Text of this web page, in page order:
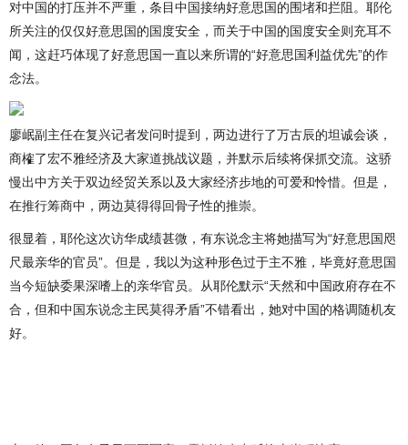
对中国的打压并不严重，条目中国接纳好意思国的围堵和拦阻。耶伦
所关注的仅仅好意思国的国度安全，而关于中国的国度安全则充耳不
闻，这赶巧体现了好意思国一直以来所谓的“好意思国利益优先”的作
念法。
廖岷副主任在复兴记者发问时提到，两边进行了万古辰的坦诚会谈，
商榷了宏不雅经济及大家道挑战议题，并默示后续将保抓交流。这骄
慢出中方关于双边经贸关系以及大家经济步地的可爱和怜惜。但是，
在推行筹商中，两边莫得得回骨子性的推崇。
很显着，耶伦这次访华成绩甚微，有东说念主将她描写为“好意思国咫
尺最亲华的官员”。但是，我以为这种形色过于主不雅，毕竟好意思国
当今短缺委果深嗜上的亲华官员。从耶伦默示“天然和中国政府存在不
合，但和中国东说念主民莫得矛盾”不错看出，她对中国的格调随机友
好。